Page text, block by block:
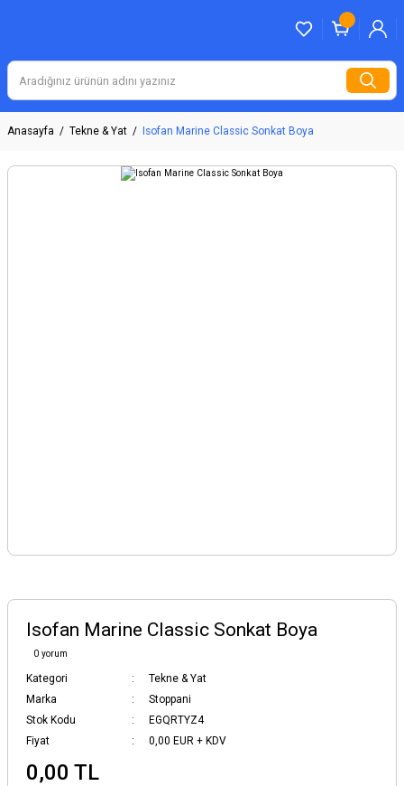
Anasayfa Tekne & Yat Isofan Marine Classic Sonkat Boya
Isofan Marine Classic Sonkat Boya
0 yorum
Kategori
Tekne & Yat
Marka
Stoppani
Stok Kodu
EGQRTYZ4
Fiyat
0,00 EUR + KDV
0,00 TL